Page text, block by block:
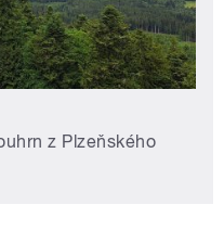
z Plzeňského